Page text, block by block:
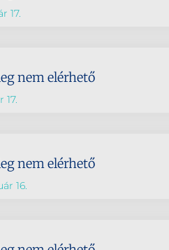
17.
nem elérhető
17.
nem elérhető
16.